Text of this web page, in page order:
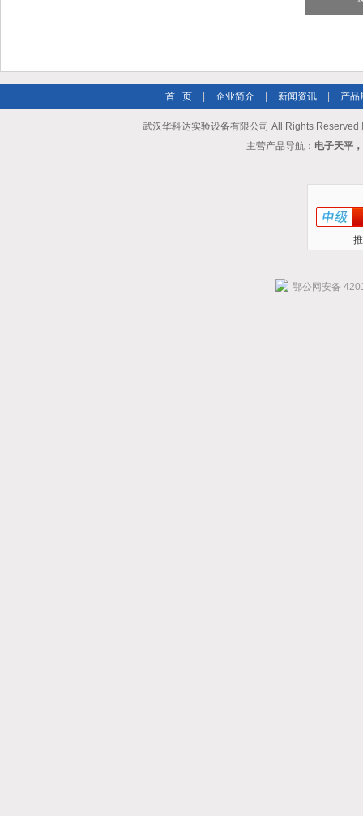
首 页 企业简介 新闻资讯 产品
武汉华科达实验设备有限公司 All Rights Reserved
主营产品导航： 电子天平
鄂公网安备